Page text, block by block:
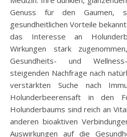
Genuss für den Gaumen,
gesundheitlichen Vorteile
das Interesse an
Wirkungen stark
Gesundheits- und
steigenden Nachfrage nach
verstärkten Suche nach
Holunderbeerensaft in den
Holunderbaums sind reich an
anderen bioaktiven
Auswirkungen auf die